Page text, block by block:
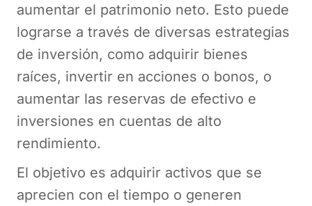
aumentar el patrimonio neto. Esto puede
lograrse a través de diversas estrategias
de inversión, como adquirir bienes
raíces, invertir en acciones o bonos, o
aumentar las reservas de efectivo e
inversiones en cuentas de alto
rendimiento.
El objetivo es adquirir activos que se
aprecien con el tiempo o generen